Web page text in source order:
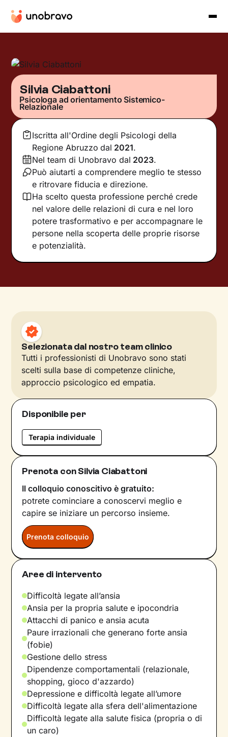
Silvia Ciabattoni
Psicologa ad orientamento Sistemico-
Relazionale
Iscritta all'Ordine degli Psicologi della
Regione Abruzzo dal 2021.
Nel team di Unobravo dal 2023.
Può aiutarti a comprendere meglio te stesso
e ritrovare fiducia e direzione.
Ha scelto questa professione perché crede
nel valore delle relazioni di cura e nel loro
potere trasformativo e per accompagnare le
persone nella scoperta delle proprie risorse
e potenzialità.
Selezionata dal nostro team clinico
Tutti i professionisti di Unobravo sono stati
scelti sulla base di competenze cliniche,
approccio psicologico ed empatia.
Disponibile per
Terapia individuale
Prenota con Silvia Ciabattoni
Il colloquio conoscitivo è gratuito:
potrete cominciare a conoscervi meglio e
capire se iniziare un percorso insieme.
Prenota colloquio
Aree di intervento
Difficoltà legate all’ansia
Ansia per la propria salute e ipocondria
Attacchi di panico e ansia acuta
Paure irrazionali che generano forte ansia
(fobie)
Gestione dello stress
Dipendenze comportamentali (relazionale,
shopping, gioco d'azzardo)
Depressione e difficoltà legate all’umore
Difficoltà legate alla sfera dell'alimentazione
Difficoltà legate alla salute fisica (propria o di
un caro)